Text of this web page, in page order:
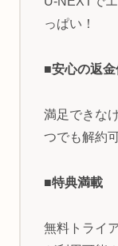
っぱい！
■安心の返
満足できな
つでも解約
■特典満載
無料トライ